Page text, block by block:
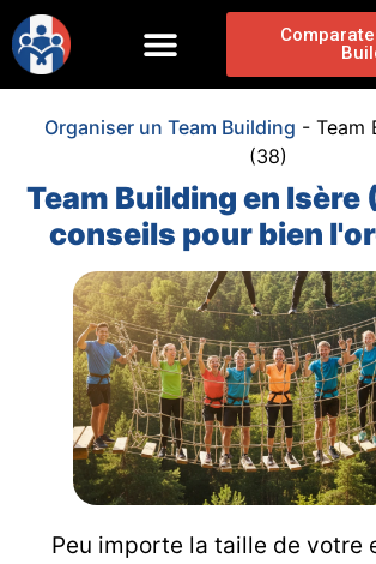
Organiser un Team Building - Team
(38)
Team Building en Isère
conseils pour bien
Peu importe la taille de votre